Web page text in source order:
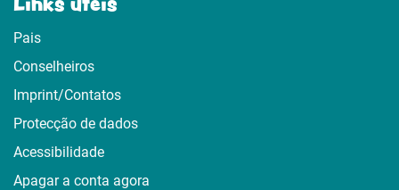
Pais
Conselheiros
Imprint/Contatos
Protecção de dados
Acessibilidade
Apagar a conta agora